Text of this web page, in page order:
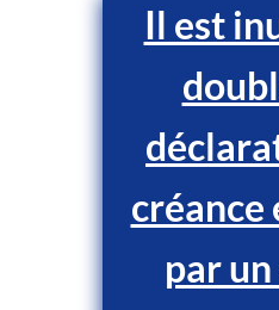
Il est
créance
par